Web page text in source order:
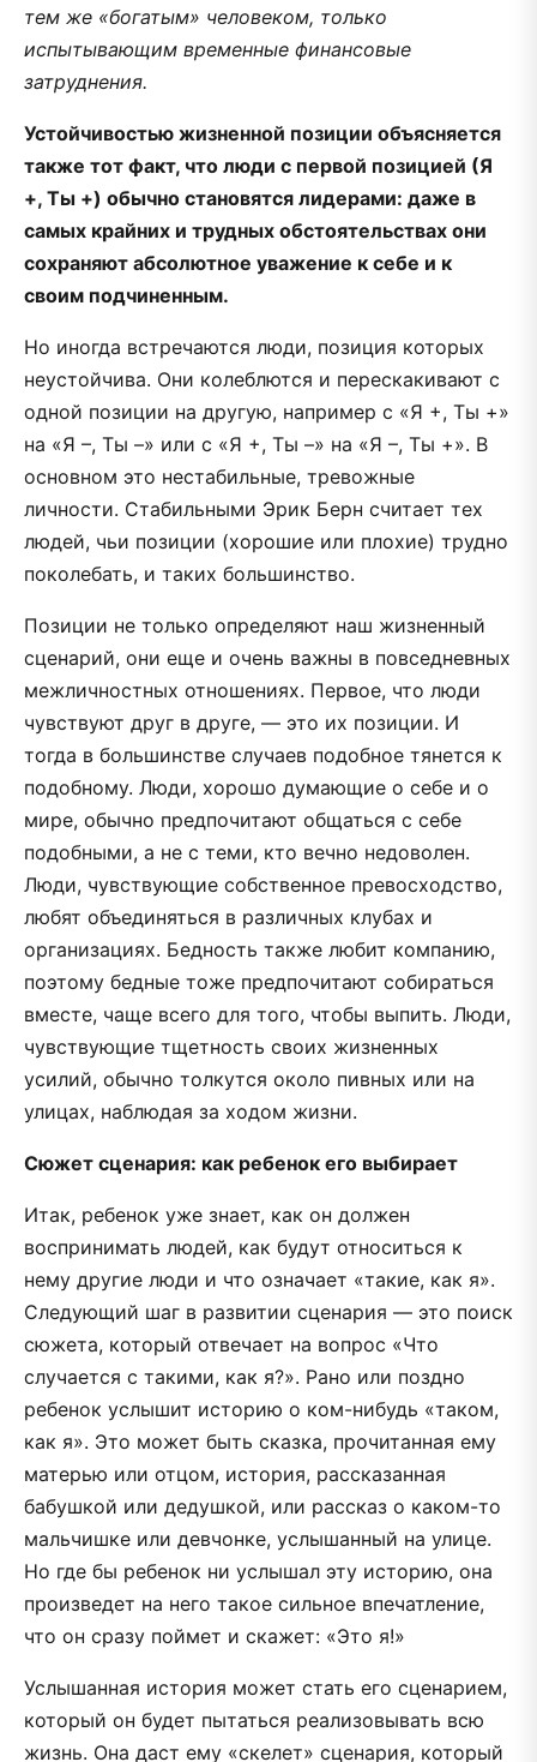
тем же «богатым» человеком, только
испытывающим временные финансовые
затруднения.
Устойчивостью жизненной позиции объясняется
также тот факт, что люди с первой позицией (Я
+, Ты +) обычно становятся лидерами: даже в
самых крайних и трудных обстоятельствах они
сохраняют абсолютное уважение к себе и к
своим подчиненным.
Hо иногда встречаются люди, позиция которых
неустойчива. Они колеблются и перескакивают с
одной позиции на другую, например с «Я +, Ты +»
на «Я –, Ты –» или с «Я +, Ты –» на «Я –, Ты +». В
основном это нестабильные, тревожные
личности. Стабильными Эрик Берн считает тех
людей, чьи позиции (хорошие или плохие) трудно
поколебать, и таких большинство.
Позиции не только определяют наш жизненный
сценарий, они еще и очень важны в повседневных
межличностных отношениях. Первое, что люди
чувствуют друг в друге, — это их позиции. И
тогда в большинстве случаев подобное тянется к
подобному. Люди, хорошо думающие о себе и о
мире, обычно предпочитают общаться с себе
подобными, а не с теми, кто вечно недоволен.
Люди, чувствующие собственное превосходство,
любят объединяться в различных клубах и
организациях. Бедность также любит компанию,
поэтому бедные тоже предпочитают собираться
вместе, чаще всего для того, чтобы выпить. Люди,
чувствующие тщетность своих жизненных
усилий, обычно толкутся около пивных или на
улицах, наблюдая за ходом жизни.
Сюжет сценария: как ребенок его выбирает
Итак, ребенок уже знает, как он должен
воспринимать людей, как будут относиться к
нему другие люди и что означает «такие, как я».
Следующий шаг в развитии сценария — это поиск
сюжета, который отвечает на вопрос «Что
случается с такими, как я?». Рано или поздно
ребенок услышит историю о ком-нибудь «таком,
как я». Это может быть сказка, прочитанная ему
матерью или отцом, история, рассказанная
бабушкой или дедушкой, или рассказ о каком-то
мальчишке или девчонке, услышанный на улице.
Но где бы ребенок ни услышал эту историю, она
произведет на него такое сильное впечатление,
что он сразу поймет и скажет: «Это я!»
Услышанная история может стать его сценарием,
который он будет пытаться реализовывать всю
жизнь. Она даст ему «скелет» сценария, который